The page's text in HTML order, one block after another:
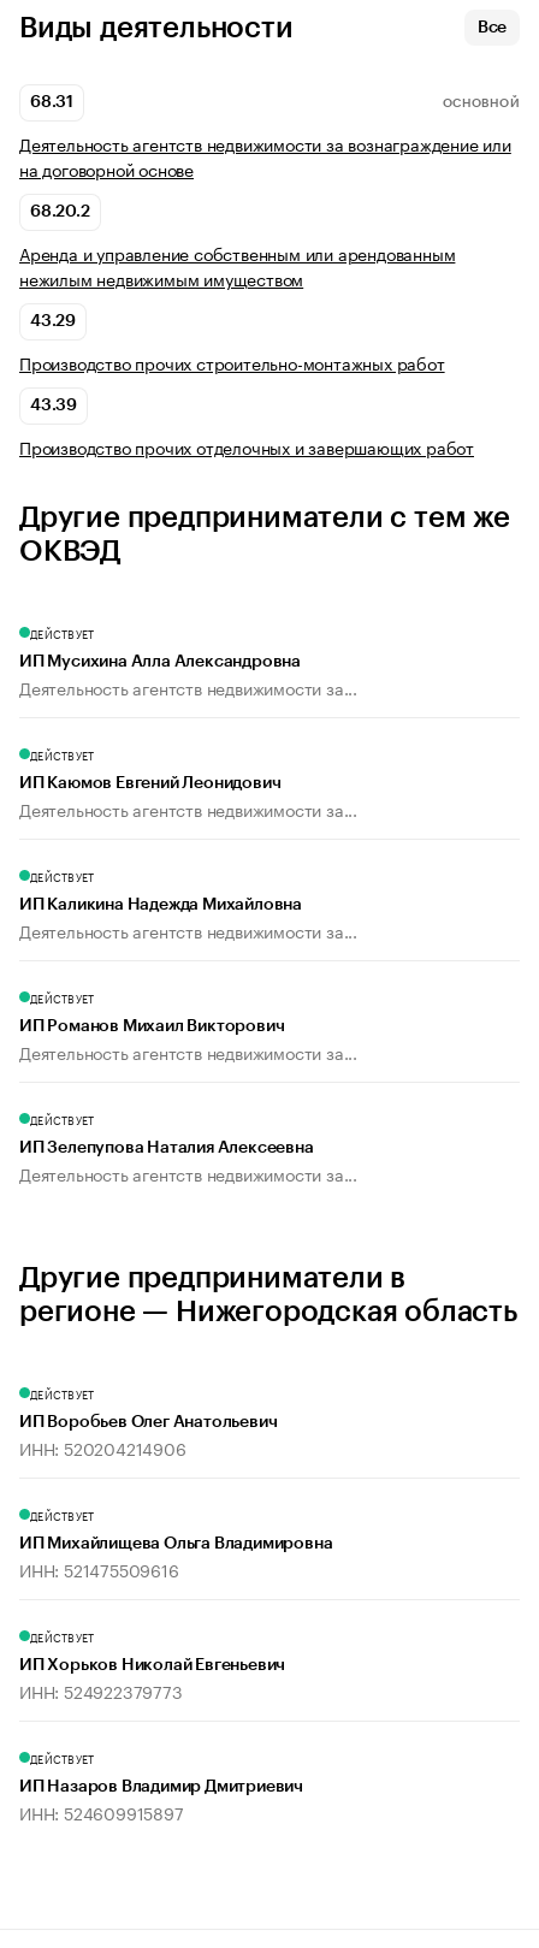
Виды деятельности Все
68.31 ОСНОВНОЙ
Деятельность агентств недвижимости за вознаграждение или
на договорной основе
68.20.2
Аренда и управление собственным или арендованным
нежилым недвижимым имуществом
43.29
Производство прочих строительно-монтажных работ
43.39
Производство прочих отделочных и завершающих работ
Другие предприниматели с тем же
ОКВЭД
ДЕЙСТВУЕТ
ИП Мусихина Алла Александровна
Деятельность агентств недвижимости за...
ДЕЙСТВУЕТ
ИП Каюмов Евгений Леонидович
Деятельность агентств недвижимости за...
ДЕЙСТВУЕТ
ИП Каликина Надежда Михайловна
Деятельность агентств недвижимости за...
ДЕЙСТВУЕТ
ИП Романов Михаил Викторович
Деятельность агентств недвижимости за...
ДЕЙСТВУЕТ
ИП Зелепупова Наталия Алексеевна
Деятельность агентств недвижимости за...
Другие предприниматели в
регионе — Нижегородская область
ДЕЙСТВУЕТ
ИП Воробьев Олег Анатольевич
ИНН: 520204214906
ДЕЙСТВУЕТ
ИП Михайлищева Ольга Владимировна
ИНН: 521475509616
ДЕЙСТВУЕТ
ИП Хорьков Николай Евгеньевич
ИНН: 524922379773
ДЕЙСТВУЕТ
ИП Назаров Владимир Дмитриевич
ИНН: 524609915897